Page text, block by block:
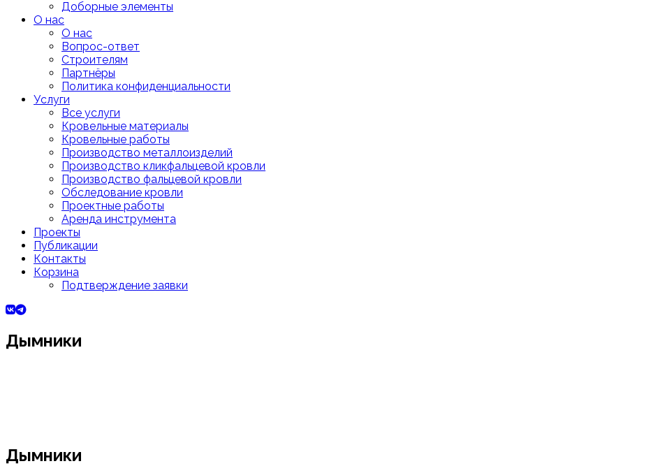
Доборные элементы
О нас
О нас
Вопрос-ответ
Строителям
Партнёры
Политика конфиденциальности
Услуги
Все услуги
Кровельные материалы
Кровельные работы
Производство металлоизделий
Производство кликфальцевой кровли
Производство фальцевой кровли
Обследование кровли
Проектные работы
Аренда инструмента
Проекты
Публикации
Контакты
Корзина
Подтверждение заявки
Дымники
Дымники